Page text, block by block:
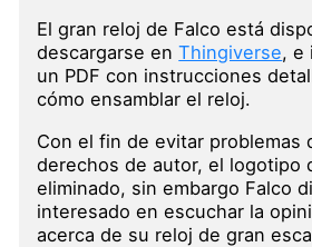
El gran reloj de Falco está
descargarse enThingiverse, e
un PDF con instrucciones
cómo ensamblar el reloj.
Con el fin de evitar problemas
derechos de autor, el logotipo
eliminado, sin embargo Falco
interesado en escuchar la
acerca de su reloj de gran